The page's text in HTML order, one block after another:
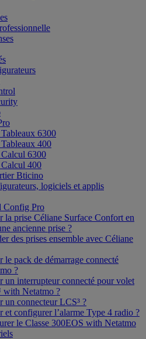
6300
400
6300
400
Bticino
logiciels et applis
Config Pro
la prise Céliane Surface Confort en
ancienne prise ?
des prises ensemble avec Céliane
le pack de démarrage connecté
?
un interrupteur connecté pour volet
Netatmo ?
un connecteur LCS³ ?
et configurer l’alarme Type 4 radio ?
le Classe 300EOS with Netatmo